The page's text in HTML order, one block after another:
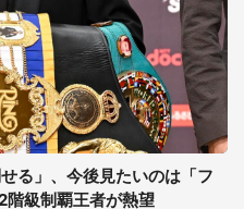
る」、今後見たいのは「フ
階級制覇王者が熱望